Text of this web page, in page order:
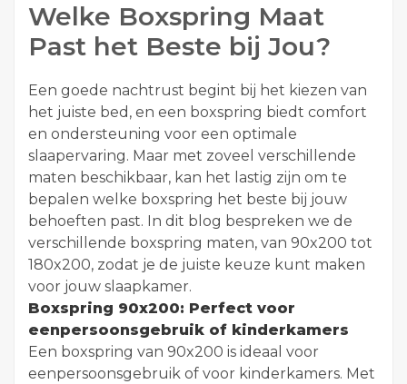
Welke Boxspring Maat
Past het Beste bij Jou?
Een goede nachtrust begint bij het kiezen van
het juiste bed, en een boxspring biedt comfort
en ondersteuning voor een optimale
slaapervaring. Maar met zoveel verschillende
maten beschikbaar, kan het lastig zijn om te
bepalen welke boxspring het beste bij jouw
behoeften past. In dit blog bespreken we de
verschillende boxspring maten, van 90x200 tot
180x200, zodat je de juiste keuze kunt maken
voor jouw slaapkamer.
Boxspring 90x200: Perfect voor
eenpersoonsgebruik of kinderkamers
Een boxspring van 90x200 is ideaal voor
eenpersoonsgebruik of voor kinderkamers. Met